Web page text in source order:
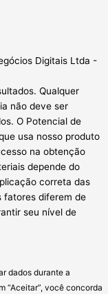
Digitais Ltda -
Qualquer
não deve ser
O Potencial de
usa nosso produto
na obtenção
depende do
correta das
fatores diferem de
seu nível de
dados durante a
“Aceitar”, você concorda